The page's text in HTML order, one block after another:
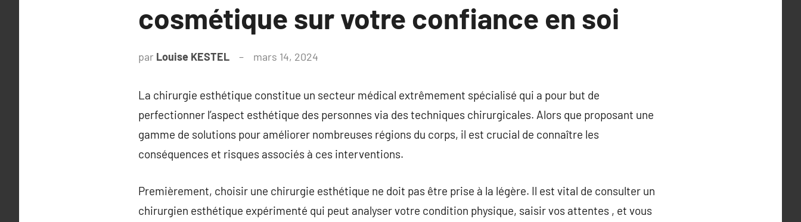
cosmétique sur votre confiance en soi
par Louise KESTEL mars 14, 2024
La chirurgie esthétique constitue un secteur médical extrêmement spécialisé qui a pour but de
perfectionner l’aspect esthétique des personnes via des techniques chirurgicales. Alors que proposant une
gamme de solutions pour améliorer nombreuses régions du corps, il est crucial de connaître les
conséquences et risques associés à ces interventions.
Premièrement, choisir une chirurgie esthétique ne doit pas être prise à la légère. Il est vital de consulter un
chirurgien esthétique expérimenté qui peut analyser votre condition physique, saisir vos attentes , et vous